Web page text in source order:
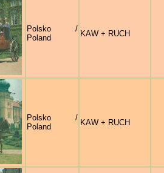
Polsko /
Poland
KAW + RUCH
Polsko /
Poland
KAW + RUCH